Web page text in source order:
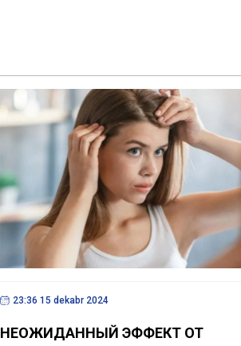
23:36 15 dekabr 2024
НЕОЖИДАННЫЙ ЭФФЕКТ ОТ